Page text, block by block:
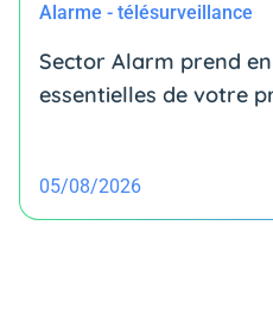
Alarme - télésurveillance
Sector Alarm prend
essentielles de votre
05/08/2026